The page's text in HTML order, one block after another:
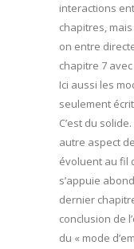
interactions
chapitres,
on entre
chapitre 7
Ici aussi les
seulement
C’est du
autre aspect
évoluent au fil
s’appuie
dernier
conclusion de
du « mode